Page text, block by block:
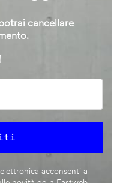
cancellare
acconsenti a